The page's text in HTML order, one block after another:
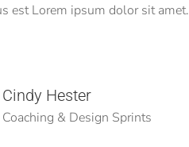
est Lorem ipsum dolor sit amet.
Cindy Hester
Coaching & Design Sprints